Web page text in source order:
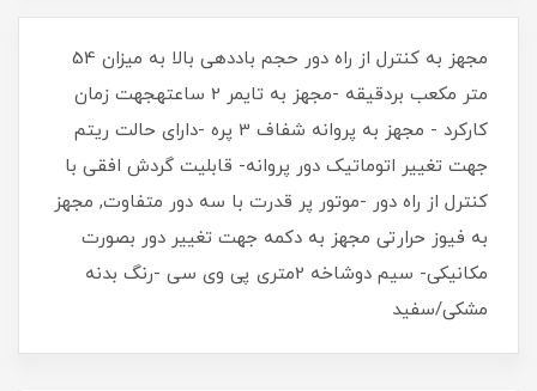
مجهز به کنترل از راه دور حجم باددهی بالا به میزان 54
متر مکعب بردقیقه -مجهز به تایمر 2 ساعتهجهت زمان
کارکرد - مجهز به پروانه شفاف 3 پره -دارای حالت ریتم
جهت تغییر اتوماتیک دور پروانه- قابلیت گردش افقی با
کنترل از راه دور -موتور پر قدرت با سه دور متفاوت, مجهز
به فیوز حرارتی مجهز به دکمه جهت تغییر دور بصورت
مکانیکی- سیم دوشاخه 2متری پی وی سی -رنگ بدنه
مشکی/سفید